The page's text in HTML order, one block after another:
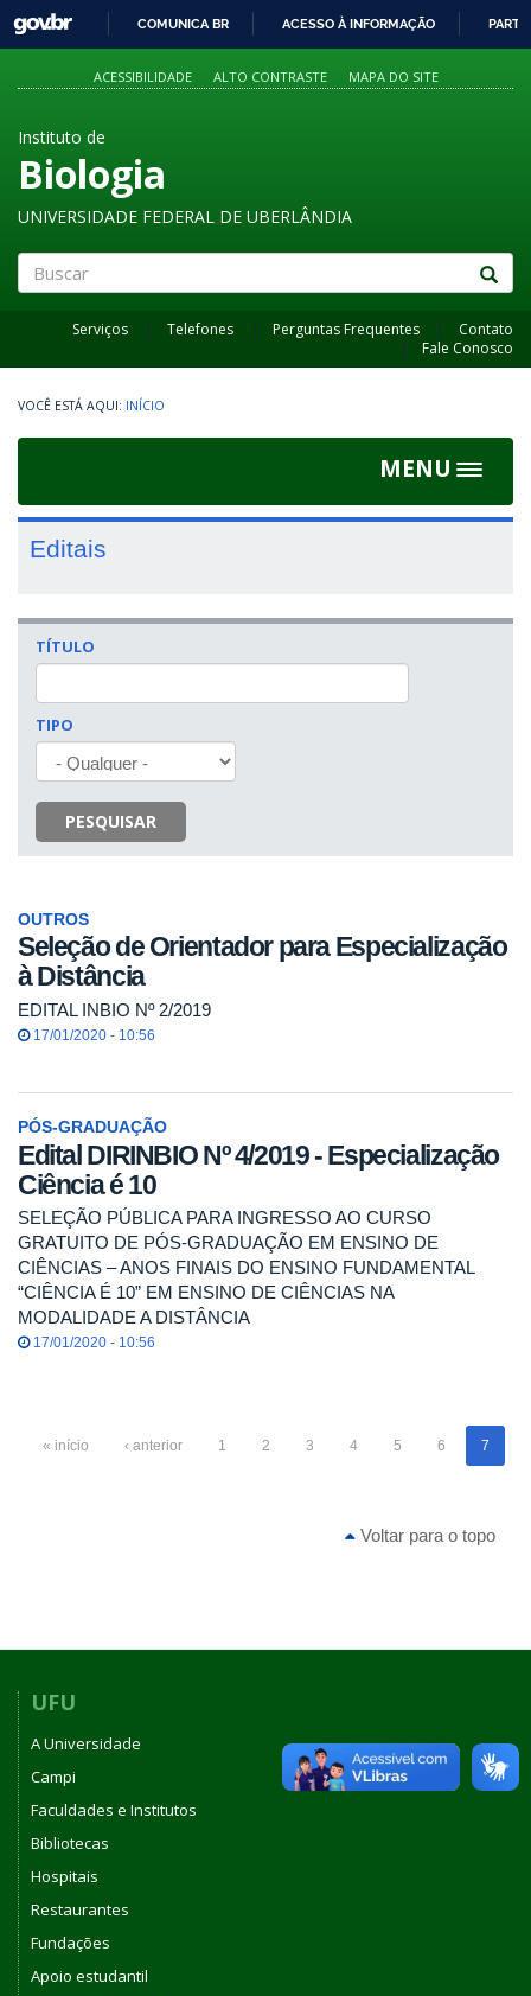
PARA
O
GOVBR
COMUNICA BR ACESSO À INFORMAÇÃO
ACESSIBILIDADE ALTO CONTRASTE MAPA DO SITE
Instituto de
Biologia
UNIVERSIDADE FEDERAL DE UBERLÂNDIA
Serviços Telefones Perguntas Frequentes
Contato
Fale Conosco
INÍCIO
MENU
Toggle
Editais
TÍTULO
TIPO
PESQUISAR
OUTROS
Seleção de Orientador para Especialização
à Distância
EDITAL INBIO Nº 2/2019
17/01/2020 - 10:56
PÓS-GRADUAÇÃO
Edital DIRINBIO Nº 4/2019 - Especialização
Ciência é 10
SELEÇÃO PÚBLICA PARA INGRESSO AO CURSO
GRATUITO DE PÓS-GRADUAÇÃO EM ENSINO DE
CIÊNCIAS – ANOS FINAIS DO ENSINO FUNDAMENTAL
“CIÊNCIA É 10” EM ENSINO DE CIÊNCIAS NA
MODALIDADE A DISTÂNCIA
17/01/2020 - 10:56
« início ‹ anterior 1 2 3 4 5 6 7
Voltar para o topo
UFU
A Universidade
Campi
Faculdades e Institutos
Bibliotecas
Hospitais
Restaurantes
Fundações
Apoio estudantil